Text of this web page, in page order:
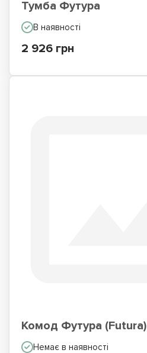
Тумба Футура
В наявності
2 926 грн
Комод Футура (Futura)
Немає в наявності